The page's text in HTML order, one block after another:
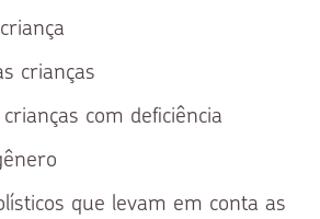
crianças
com deficiência
que levam em conta as